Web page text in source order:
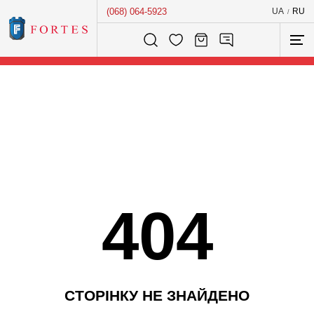
(068) 064-5923 UA / RU
Розумний пошук...
404
СТОРІНКУ НЕ ЗНАЙДЕНО